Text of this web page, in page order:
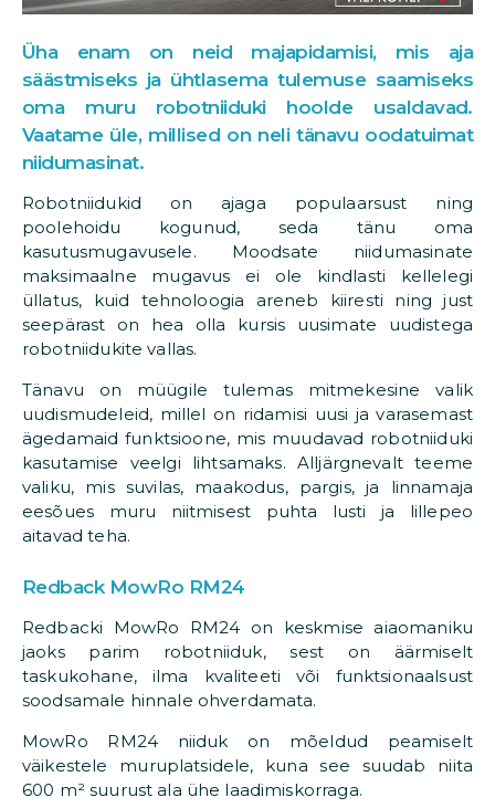
Üha enam on neid majapidamisi, mis aja
säästmiseks ja ühtlasema tulemuse saamiseks
oma muru robotniiduki hoolde usaldavad.
Vaatame üle, millised on neli tänavu oodatuimat
niidumasinat.
Robotniidukid on ajaga populaarsust ning
poolehoidu kogunud, seda tänu oma
kasutusmugavusele. Moodsate niidumasinate
maksimaalne mugavus ei ole kindlasti kellelegi
üllatus, kuid tehnoloogia areneb kiiresti ning just
seepärast on hea olla kursis uusimate uudistega
robotniidukite vallas.
Tänavu on müügile tulemas mitmekesine valik
uudismudeleid, millel on ridamisi uusi ja varasemast
ägedamaid funktsioone, mis muudavad robotniiduki
kasutamise veelgi lihtsamaks. Alljärgnevalt teeme
valiku, mis suvilas, maakodus, pargis, ja linnamaja
eesõues muru niitmisest puhta lusti ja lillepeo
aitavad teha.
Redback MowRo RM24
Redbacki MowRo RM24 on keskmise aiaomaniku
jaoks parim robotniiduk, sest on äärmiselt
taskukohane, ilma kvaliteeti või funktsionaalsust
soodsamale hinnale ohverdamata.
MowRo RM24 niiduk on mõeldud peamiselt
väikestele muruplatsidele, kuna see suudab niita
600 m² suurust ala ühe laadimiskorraga.